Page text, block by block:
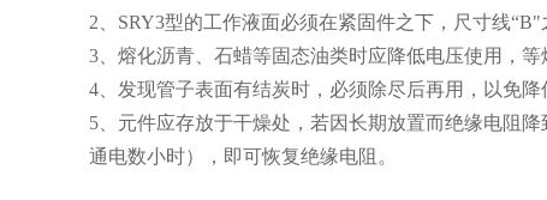
2、SRY3型的工作液面必须在紧固件之下，尺寸线“B"
3、熔化沥青、石蜡等固态油类时应降低电压使用，
4、发现管子表面有结炭时，必须除尽后再用，以免降
5、元件应存放于干燥处，若因长期放置而绝缘电阻
通电数小时），即可恢复绝缘电阻。